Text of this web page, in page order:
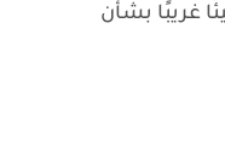
غريبًا بشأن